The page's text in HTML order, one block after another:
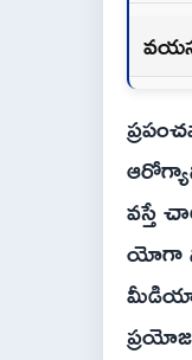
వస్తే
యోగా